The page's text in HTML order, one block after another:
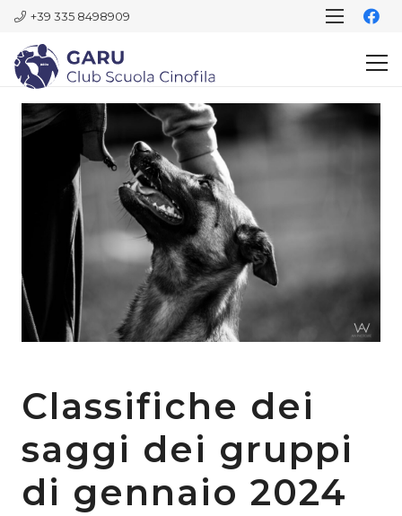
+39 335 8498909
Classifiche dei
saggi dei gruppi
di gennaio 2024